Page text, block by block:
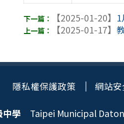
【2025-01-20】
【2025-01-17】
隱私權保護政策 網站
中學 Taipei Municipal